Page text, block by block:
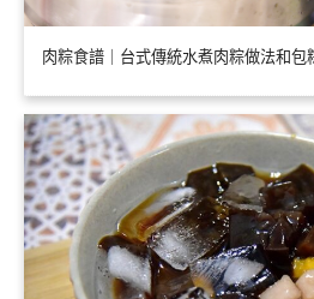
肉粽食譜｜台式傳統水煮肉粽做法和包